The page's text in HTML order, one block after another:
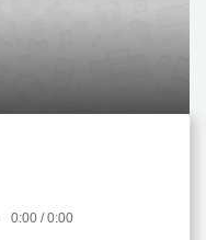
0:00 / 0:00